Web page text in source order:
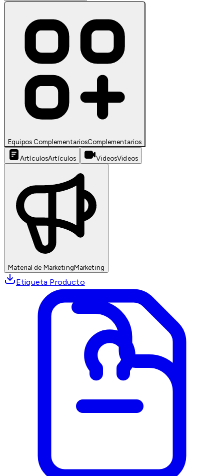
Equipos ComplementariosComplementarios
ArtículosArtículos VideosVideos
Material de MarketingMarketing
Etiqueta Producto